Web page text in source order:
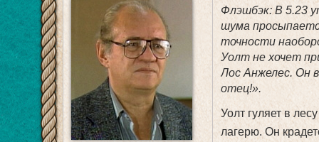
Флэшбэк: В 5.23
шума
точности
Уолт не хочет
Лос Анжелес. Он
отец!».
Уолт гуляет в
лагерю. Он